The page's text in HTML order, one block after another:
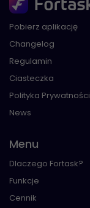
Pobierz aplikację
Changelog
Regulamin
Ciasteczka
Polityka Prywatności
News
Menu
Dlaczego Fortask?
Funkcje
Cennik